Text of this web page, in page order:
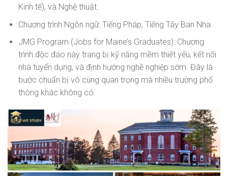
Kinh tế), và Nghệ thuật.
Chương trình Ngôn ngữ: Tiếng Pháp, Tiếng Tây Ban Nha.
JMG Program (Jobs for Maine’s Graduates): Chương
trình độc đáo này trang bị kỹ năng mềm thiết yếu, kết nối
nhà tuyển dụng, và định hướng nghề nghiệp sớm. Đây là
bước chuẩn bị vô cùng quan trọng mà nhiều trường phổ
thông khác không có.